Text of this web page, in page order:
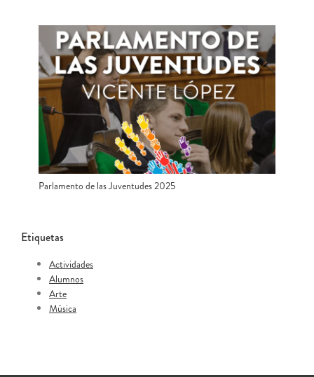
Parlamento de las Juventudes 2025
Etiquetas
Actividades
Alumnos
Arte
Música